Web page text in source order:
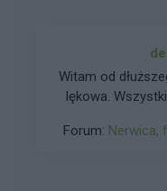
Witam od
lękowa.
Od czterech dni
Forum: Nerwica,